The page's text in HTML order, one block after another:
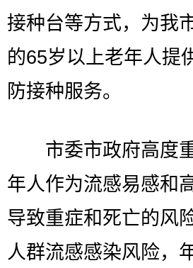
接种台等方式，为我
的65岁以上老年人提
防接种服务。
市委市政府高度重
年人作为流感易感和
导致重症和死亡的风
人群流感感染风险，